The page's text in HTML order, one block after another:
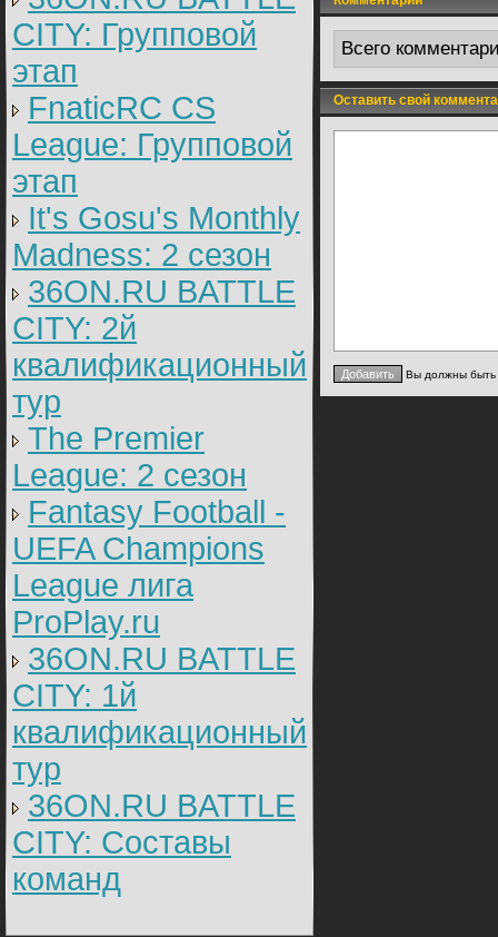
CITY: Групповой
этап
FnaticRC CS
League: Групповой
этап
It's Gosu's Monthly
Madness: 2 сезон
36ON.RU BATTLE
CITY: 2й
квалификационный
тур
The Premier
League: 2 cезон
Fantasy Football -
UEFA Champions
League лига
ProPlay.ru
36ON.RU BATTLE
CITY: 1й
квалификационный
тур
36ON.RU BATTLE
CITY: Составы
команд
Всего
Оставить свой
Вы должны быть